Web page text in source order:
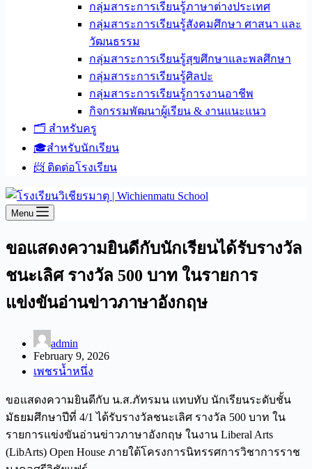
กลุ่มสาระการเรียนรู้ภาษาต่างประเทศ
กลุ่มสาระการเรียนรู้สังคมศึกษา ศาสนา และ
วัฒนธรรม
กลุ่มสาระการเรียนรู้สุขศึกษาและพลศึกษา
กลุ่มสาระการเรียนรู้ศิลปะ
กลุ่มสาระการเรียนรู้การงานอาชีพ
กิจกรรมพัฒนาผู้เรียน & งานแนะแนว
🗂️ สำหรับครู
🎓สำหรับนักเรียน
📨 ติดต่อโรงเรียน
Menu
ขอแสดงความยินดีกับนักเรียนได้รับรางวัล
ชนะเลิศ รางวัล 500 บาท ในรายการ
แข่งขันอ่านข่าวภาษาอังกฤษ
admin
February 9, 2026
เพชรน้ำหนึ่ง
ขอแสดงความยินดีกับ น.ส.ภัทรมน แทบทับ นักเรียนระดับชั้น
มัธยมศึกษาปีที่ 4/1 ได้รับรางวัลชนะเลิศ รางวัล 500 บาท ใน
รายการแข่งขันอ่านข่าวภาษาอังกฤษ ในงาน Liberal Arts
(LibArts) Open House ภายใต้โครงการนิทรรศการวิชาการราช